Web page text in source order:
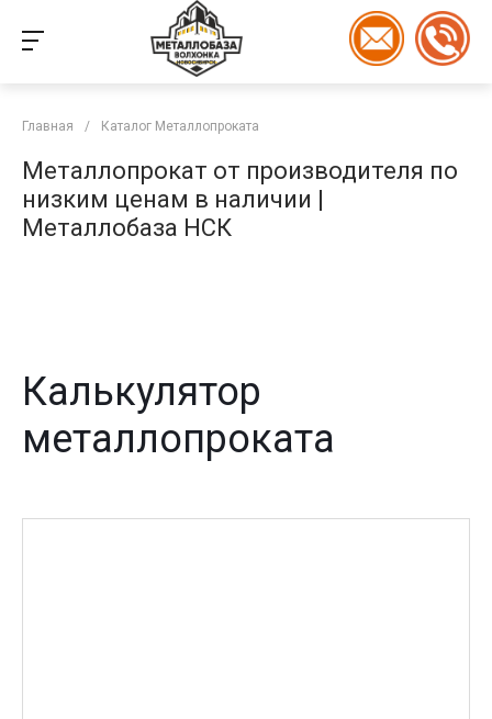
Главная / Каталог Металлопроката
Металлопрокат от производителя по
низким ценам в наличии |
Металлобаза НСК
Калькулятор
металлопроката